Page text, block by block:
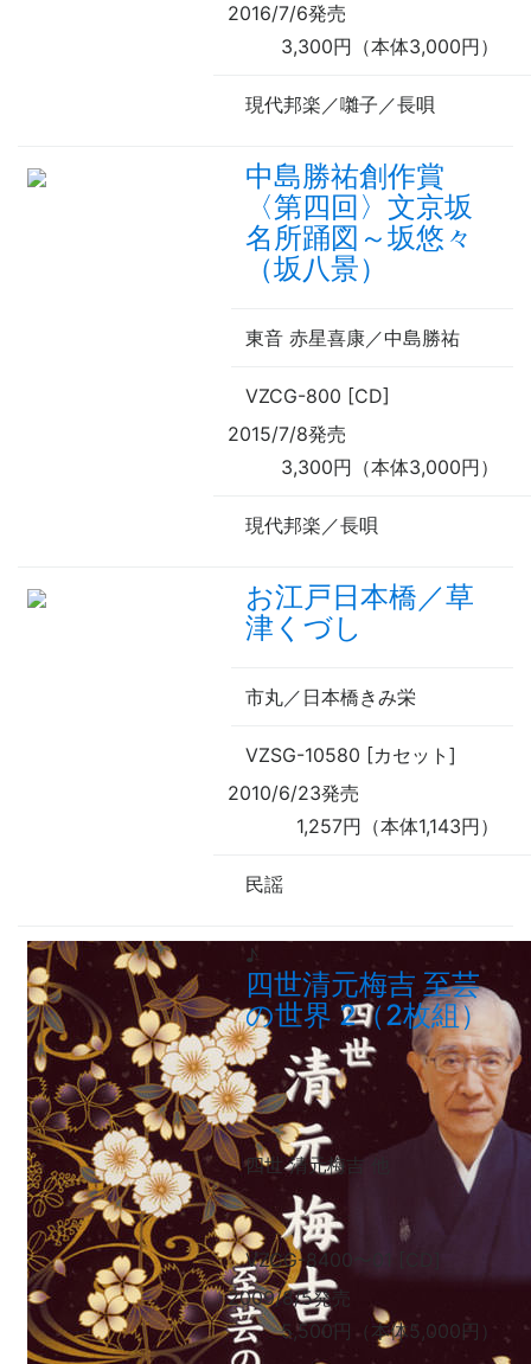
2016/7/6発売
3,300円（本体3,000円）
現代邦楽／囃子／長唄
中島勝祐創作賞
〈第四回〉文京坂
名所踊図～坂悠々
（坂八景）
東音 赤星喜康／中島勝祐
VZCG-800 [CD]
2015/7/8発売
3,300円（本体3,000円）
現代邦楽／長唄
お江戸日本橋／草
津くづし
市丸／日本橋きみ栄
VZSG-10580 [カセット]
2010/6/23発売
1,257円（本体1,143円）
民謡
♪
四世清元梅吉 至芸
の世界 2（2枚組）
四世 清元梅吉
VZCG-8400
2009/8/5発売
5,500円（本体5,000円）